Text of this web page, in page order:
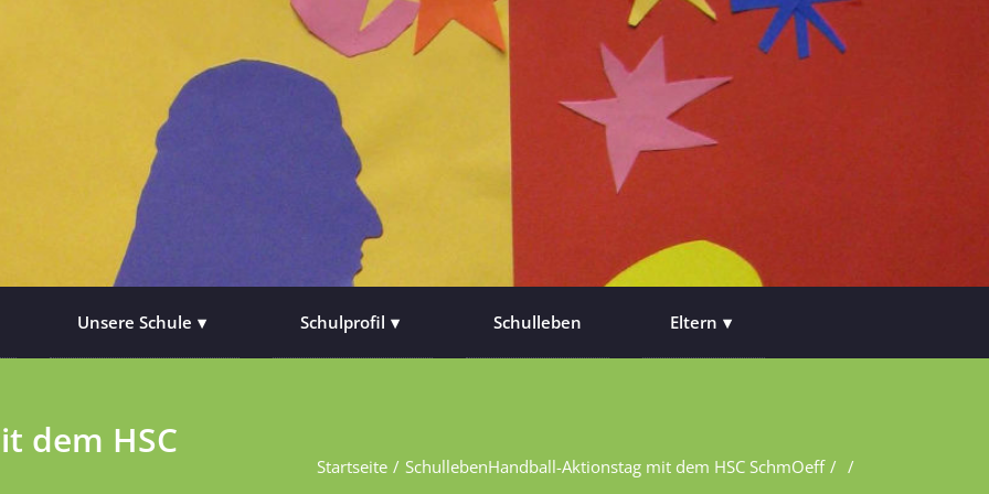
Unsere Schule Schulprofil Schulleben Eltern
dem HSC
Startseite SchullebenHandball-Aktionstag mit dem HSC SchmOeff